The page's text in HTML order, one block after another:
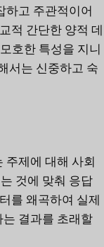
하고 주관적이어
적 간단한 양적 데
호한 특성을 지니
서는 신중하고 숙
주제에 대해 사회
것에 맞춰 응답
를 왜곡하여 실제
결과를 초래할